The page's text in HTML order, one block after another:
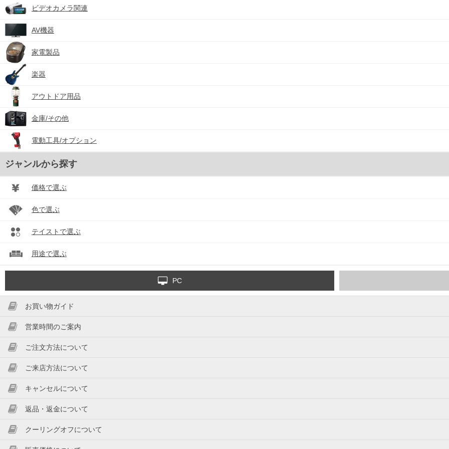
ビデオカメラ関連
AV機器
家電製品
楽器
アウトドア用品
金庫/その他
電動工具/オプション
ジャンルから探す
価格で選ぶ
色で選ぶ
テイストで選ぶ
用途で選ぶ
PC
お買い物ガイド
営業時間のご案内
ご注文方法について
ご来店方法について
キャンセルについて
返品・返金について
クーリングオフについて